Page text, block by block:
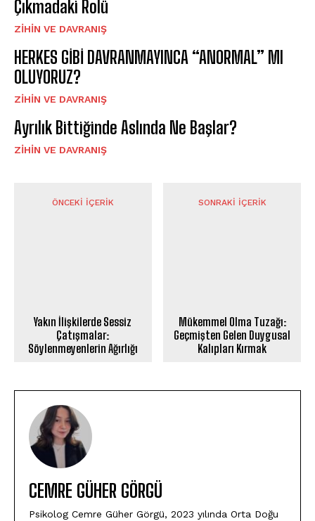
Çıkmadaki Rolü
⁠ZIHIN VE DAVRANIŞ
HERKES GİBİ DAVRANMAYINCA “ANORMAL” MI
OLUYORUZ?
⁠ZIHIN VE DAVRANIŞ
Ayrılık Bittiğinde Aslında Ne Başlar?
⁠ZIHIN VE DAVRANIŞ
ÖNCEKI İÇERIK
Yakın İlişkilerde Sessiz
Çatışmalar:
Söylenmeyenlerin Ağırlığı
SONRAKI İÇERIK
Mükemmel Olma Tuzağı:
Geçmişten Gelen Duygusal
Kalıpları Kırmak
CEMRE GÜHER GÖRGÜ
Psikolog Cemre Güher Görgü, 2023 yılında Orta Doğu